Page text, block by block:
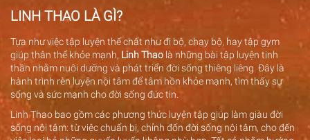
LINH THAO LÀ GÌ?
Tựa như việc tập luyện thể chất như đi bộ, chạy bộ, hay tập gym
giúp thân thể khỏe mạnh, Linh Thao là những bài tập luyện tinh
thần nhằm nuôi dưỡng và phát triển đời sống thiêng liêng. Đây là
hành trình rèn luyện nội tâm để tâm hồn khỏe mạnh, tìm thấy sự
sống và sức mạnh cho đời sống đức tin.
Linh Thao bao gồm các phương thức luyện tập giúp làm giàu đời
sống nội tâm: từ việc chuẩn bị, chỉnh đốn đời sống nội tâm, cho đến